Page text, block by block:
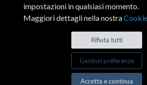
impostazioni in qualsiasi momento.
Maggiori dettagli nella nostra
Rifiuta tutti
Gestisci preferenze
Accetta e continua